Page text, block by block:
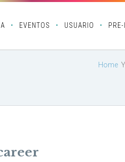
IA EVENTOS USUARIO
Home